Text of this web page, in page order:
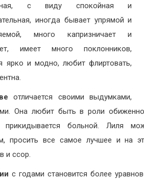
с виду спокойная и
иногда бывает упрямой и
много капризничает и
имеет много поклонников,
ярко и модно, любит флиртовать,
отличается своими выдумками,
Она любит быть в роли
прикидывается больной. Лиля
просить все самое лучшее и на
и ссор.
с годами становится более